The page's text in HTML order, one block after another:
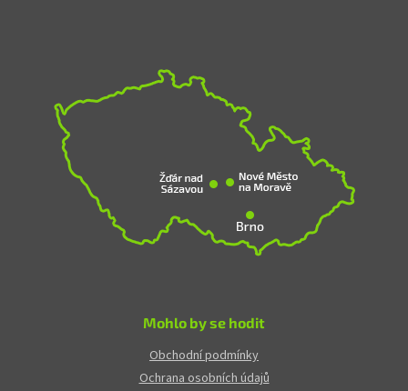
Mohlo by se hodit
Obchodní podmínky
Ochrana osobních údajů